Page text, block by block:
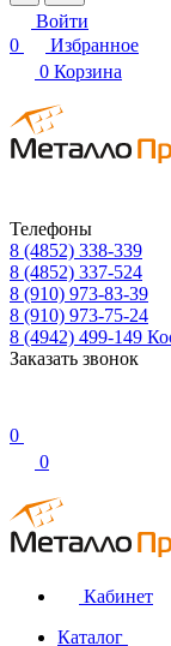
Войти
0
Избранное
0 Корзина
Телефоны
8 (4852) 338-339
8 (4852) 337-524
8 (910) 973-83-39
8 (910) 973-75-24
8 (4942) 499-149
Заказать звонок
0
0
Кабинет
Каталог